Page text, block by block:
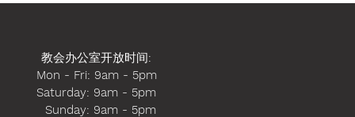
教会办公室开放时间:
Mon - Fri: 9am - 5pm
​​Saturday: 9am - 5pm
​ Sunday: 9am - 5pm